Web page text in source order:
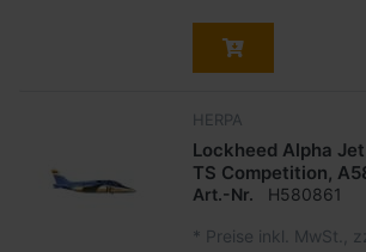
HERPA
Lockheed Alpha
TS Competition,
Art.-Nr. H580861
* Preise inkl. MwSt.,